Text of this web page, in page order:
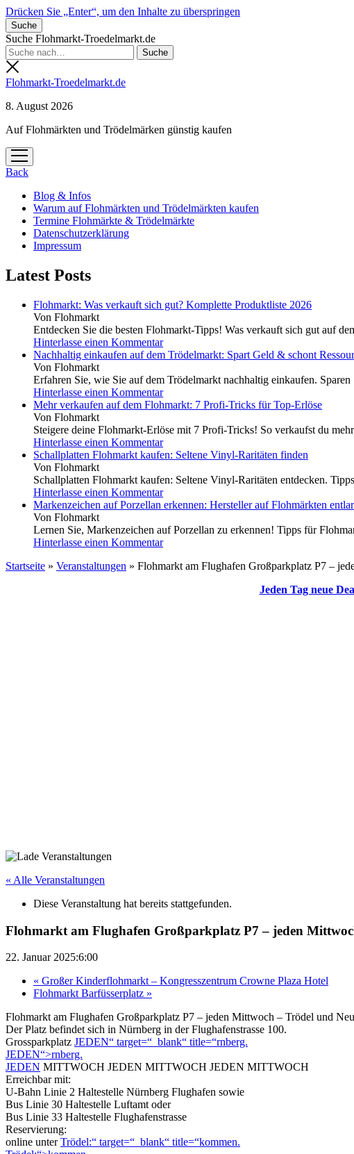
Drücken Sie „Enter“, um den Inhalte zu überspringen
Suche
Suche Flohmarkt-Troedelmarkt.de
Flohmarkt-Troedelmarkt.de
8. August 2026
Auf Flohmärkten und Trödelmärken günstig kaufen
Menü
öffnen
Back
Blog & Infos
Warum auf Flohmärkten und Trödelmärkten kaufen
Termine Flohmärkte & Trödelmärkte
Datenschutzerklärung
Impressum
Latest Posts
Flohmarkt: Was verkauft sich gut? Komplette Produktliste 2026
Von Flohmarkt
Entdecken Sie die besten Flohmarkt-Tipps! Was verkauft sich gut auf
Hinterlasse einen Kommentar
Nachhaltig einkaufen auf dem Trödelmarkt: Spart Geld & schont
Von Flohmarkt
Erfahren Sie, wie Sie auf dem Trödelmarkt nachhaltig einkaufen.
Hinterlasse einen Kommentar
Mehr verkaufen auf dem Flohmarkt: 7 Profi-Tricks für Top-Erlöse
Von Flohmarkt
Steigere deine Flohmarkt-Erlöse mit 7 Profi-Tricks! So verkaufst du
Hinterlasse einen Kommentar
Schallplatten Flohmarkt kaufen: Seltene Vinyl-Raritäten finden
Von Flohmarkt
Schallplatten Flohmarkt kaufen: Seltene Vinyl-Raritäten entdecken.
Hinterlasse einen Kommentar
Markenzeichen auf Porzellan erkennen: Hersteller auf Flohmärkten
Von Flohmarkt
Lernen Sie, Markenzeichen auf Porzellan zu erkennen! Tipps für
Hinterlasse einen Kommentar
Startseite » Veranstaltungen » Flohmarkt am Flughafen Großparkplatz P7 –
Jeden Tag neue
« Alle Veranstaltungen
Diese Veranstaltung hat bereits stattgefunden.
Flohmarkt am Flughafen Großparkplatz P7 – jeden
22. Januar 2025:6:00
« Großer Kinderflohmarkt – Kongresszentrum Crowne Plaza Hotel
Flohmarkt Barfüsserplatz »
Flohmarkt am Flughafen Großparkplatz P7 – jeden Mittwoch – Trödel und
Der Platz befindet sich in Nürnberg in der Flughafenstrasse 100.
Grossparkplatz JEDEN“ target=“_blank“ title=“rnberg.
JEDEN“>rnberg.
JEDEN MITTWOCH JEDEN MITTWOCH JEDEN MITTWOCH
Erreichbar mit:
U-Bahn Linie 2 Haltestelle Nürnberg Flughafen sowie
Bus Linie 30 Haltestelle Luftamt oder
Bus Linie 33 Haltestelle Flughafenstrasse
Reservierung:
online unterTrödel:“ target=“_blank“ title=“kommen.